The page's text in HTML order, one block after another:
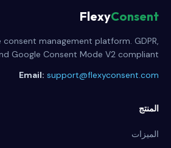
FlexyConsent
management platform. GDPR,
Google Consent Mode V2 compliant.
Email: support@flexyconsent.com
المنتج
الميزات